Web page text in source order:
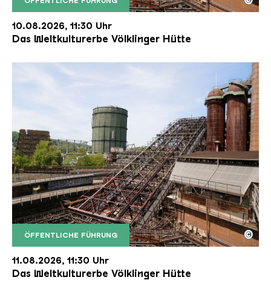
Der Erzschrägaufzug der Völklinger Hütte mit
Copyright: Weltkulturerbe Völklinger Hütte | Karl
10.08.2026, 11:30 Uhr
Das Weltkulturerbe Völklinger Hütte
ÖFFENTLICHE FÜHRUNG
Der Erzschrägaufzug der Völklinger Hütte mit
Copyright: Weltkulturerbe Völklinger Hütte | Karl
©
11.08.2026, 11:30 Uhr
Das Weltkulturerbe Völklinger Hütte